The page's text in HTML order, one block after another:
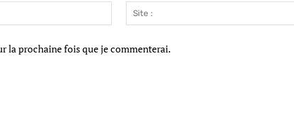
Email
:*
la prochaine fois que je commenterai.